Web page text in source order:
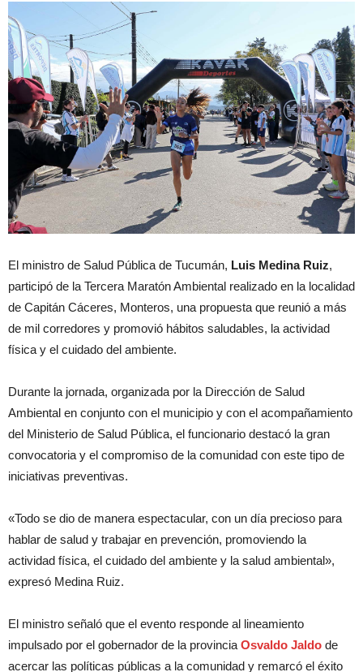
El ministro de Salud Pública de Tucumán, Luis Medina Ruiz,
participó de la Tercera Maratón Ambiental realizado en la localidad
de Capitán Cáceres, Monteros, una propuesta que reunió a más
de mil corredores y promovió hábitos saludables, la actividad
física y el cuidado del ambiente.
Durante la jornada, organizada por la Dirección de Salud
Ambiental en conjunto con el municipio y con el acompañamiento
del Ministerio de Salud Pública, el funcionario destacó la gran
convocatoria y el compromiso de la comunidad con este tipo de
iniciativas preventivas.
«Todo se dio de manera espectacular, con un día precioso para
hablar de salud y trabajar en prevención, promoviendo la
actividad física, el cuidado del ambiente y la salud ambiental»,
expresó Medina Ruiz.
El ministro señaló que el evento responde al lineamiento
impulsado por el gobernador de la provincia Osvaldo Jaldo de
acercar las políticas públicas a la comunidad y remarcó el éxito